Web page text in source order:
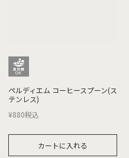
ペルディエム コーヒースプーン(ス
テンレス)
¥880税込
カートに入れる